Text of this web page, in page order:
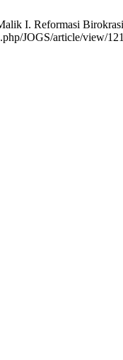
I. Reformasi
JOGS/article/view/